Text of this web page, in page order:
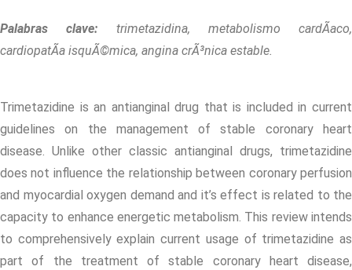
Palabras clave: trimetazidina, metabolismo cardÃ­aco,
cardiopatÃ­a isquÃ©mica, angina crÃ³nica estable.
Trimetazidine is an antianginal drug that is included in current
guidelines on the management of stable coronary heart
disease. Unlike other classic antianginal drugs, trimetazidine
does not influence the relationship between coronary perfusion
and myocardial oxygen demand and it’s effect is related to the
capacity to enhance energetic metabolism. This review intends
to comprehensively explain current usage of trimetazidine as
part of the treatment of stable coronary heart disease,